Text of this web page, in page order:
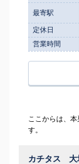
最寄駅
定休日
営業時間
ここからは、
す。
カチタス 大